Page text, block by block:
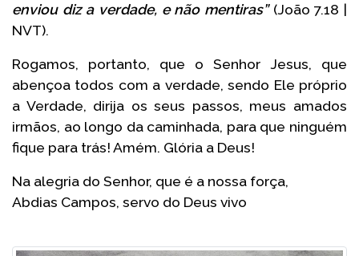
enviou diz a verdade, e não mentiras”(João 7.18 |
NVT).
Rogamos, portanto, que o Senhor Jesus, que
abençoa todos com a verdade, sendo Ele próprio
a Verdade, dirija os seus passos, meus amados
irmãos, ao longo da caminhada, para que ninguém
fique para trás! Amém. Glória a Deus!
Na alegria do Senhor, que é a nossa força,
Abdias Campos, servo do Deus vivo